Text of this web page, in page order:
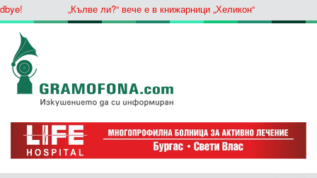
„Кълве ли?“ вече е в книжарници „Хеликон“